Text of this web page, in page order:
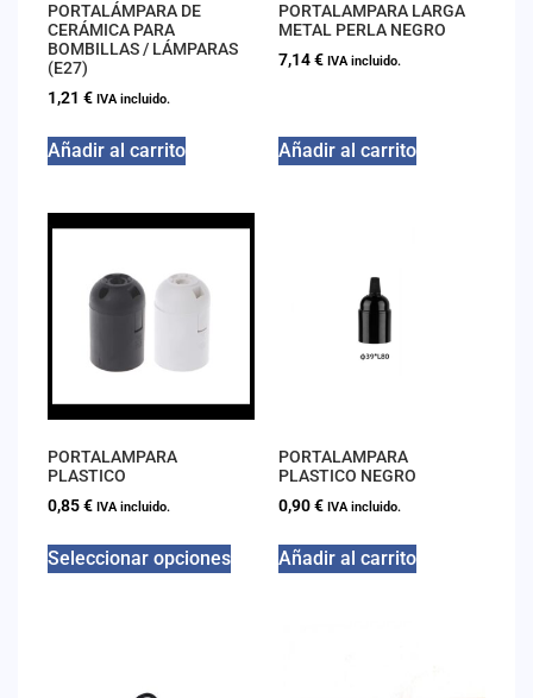
PORTALÁMPARA DE
CERÁMICA PARA
BOMBILLAS / LÁMPARAS
(E27)
1,21 € IVA incluido.
Añadir al carrito
PORTALAMPARA LARGA
METAL PERLA NEGRO
7,14€ IVA incluido.
Añadir al carrito
PORTALAMPARA
PLASTICO
0,85€ IVA incluido.
Seleccionar opciones
PORTALAMPARA
PLASTICO NEGRO
0,90€ IVA incluido.
Añadir al carrito